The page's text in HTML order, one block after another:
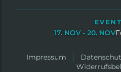
17. NOV - 20. NOV
Impressum